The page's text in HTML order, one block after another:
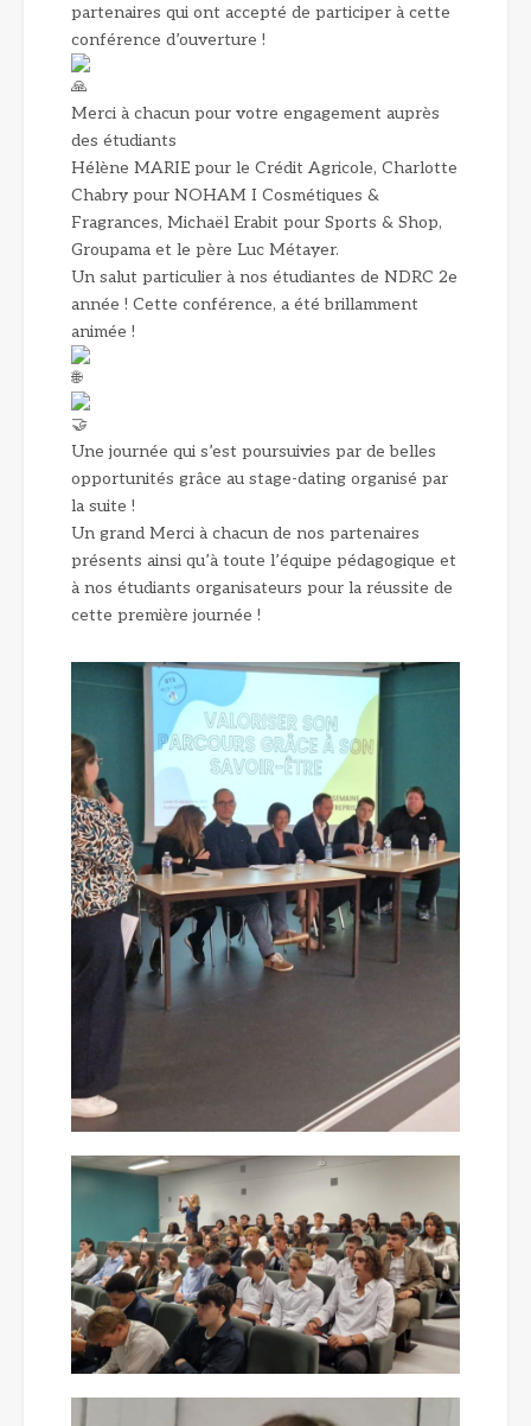
partenaires qui ont accepté de participer à cette
conférence d’ouverture !
Merci à chacun pour votre engagement auprès
des étudiants
Hélène MARIE pour le Crédit Agricole, Charlotte
Chabry pour NOHAM I Cosmétiques &
Fragrances, Michaël Erabit pour Sports & Shop,
Groupama et le père Luc Métayer.
Un salut particulier à nos étudiantes de NDRC 2e
année ! Cette conférence, a été brillamment
animée !
Une journée qui s’est poursuivies par de belles
opportunités grâce au stage-dating organisé par
la suite !
Un grand Merci à chacun de nos partenaires
présents ainsi qu’à toute l’équipe pédagogique et
à nos étudiants organisateurs pour la réussite de
cette première journée !